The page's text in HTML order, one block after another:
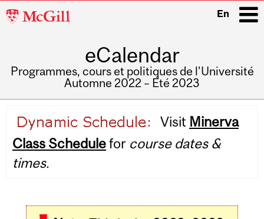
McGill
En
eCalendar
Programmes, cours et politiques de l'Université
Automne 2022 – Été 2023
navigation
Visit Minerva
Class Schedulefor course dates &
times.